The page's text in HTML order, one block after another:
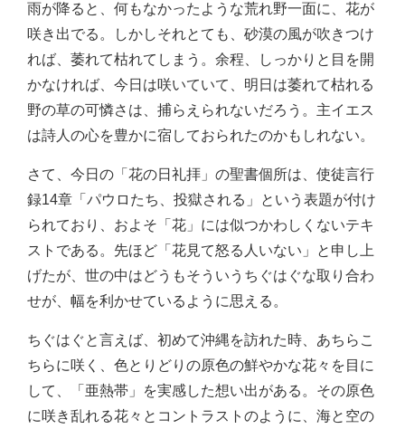
雨が降ると、何もなかったような荒れ野一面に、花が
咲き出でる。しかしそれとても、砂漠の風が吹きつけ
れば、萎れて枯れてしまう。余程、しっかりと目を開
かなければ、今日は咲いていて、明日は萎れて枯れる
野の草の可憐さは、捕らえられないだろう。主イエス
は詩人の心を豊かに宿しておられたのかもしれない。
さて、今日の「花の日礼拝」の聖書個所は、使徒言行
録14章「パウロたち、投獄される」という表題が付け
られており、およそ「花」には似つかわしくないテキ
ストである。先ほど「花見て怒る人いない」と申し上
げたが、世の中はどうもそういうちぐはぐな取り合わ
せが、幅を利かせているように思える。
ちぐはぐと言えば、初めて沖縄を訪れた時、あちらこ
ちらに咲く、色とりどりの原色の鮮やかな花々を目に
して、「亜熱帯」を実感した想い出がある。その原色
に咲き乱れる花々とコントラストのように、海と空の